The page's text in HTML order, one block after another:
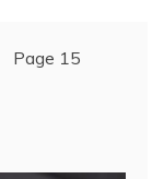
Page 15